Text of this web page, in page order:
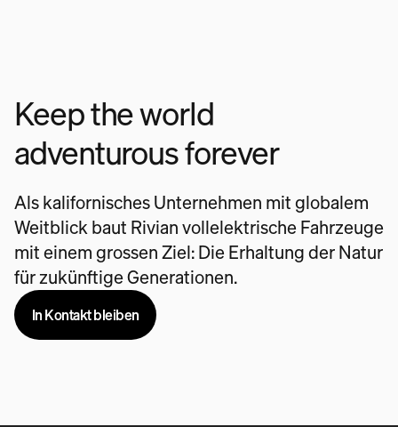
Keep the world
adventurous forever
Als kalifornisches Unternehmen mit globalem
Weitblick baut Rivian vollelektrische Fahrzeuge
mit einem grossen Ziel: Die Erhaltung der Natur
für zukünftige Generationen.
In Kontakt bleiben